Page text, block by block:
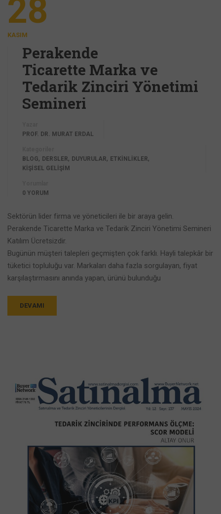
28
KASIM
Perakende
Ticarette Marka ve
Tedarik Zinciri Yönetimi
Semineri
PROF. DR. MURAT ERDAL
BLOG, DERSLER, DUYURULAR, ETKİNLİKLER,
KİŞİSEL GELİŞİM
0 YORUM
Sektörün lider firma ve yöneticileri ile bir araya gelin.
Perakende Ticarette Marka ve Tedarik Zinciri Yönetimi Semineri
Katılım Ücretsizdir.
Bugünün müşteri talepleri geçmişten çok farklı. Hayli talepkâr bir
tüketici topluluğu var. Markaları daha fazla sorgulayan, fiyat
karşılaştırmasını anında yapan, ürünü bulunduğu
DEVAMI